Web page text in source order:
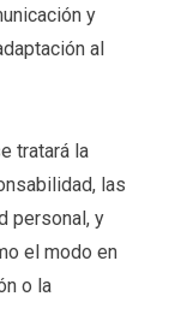
y
al
tratará la
las
personal, y
el modo en
o la